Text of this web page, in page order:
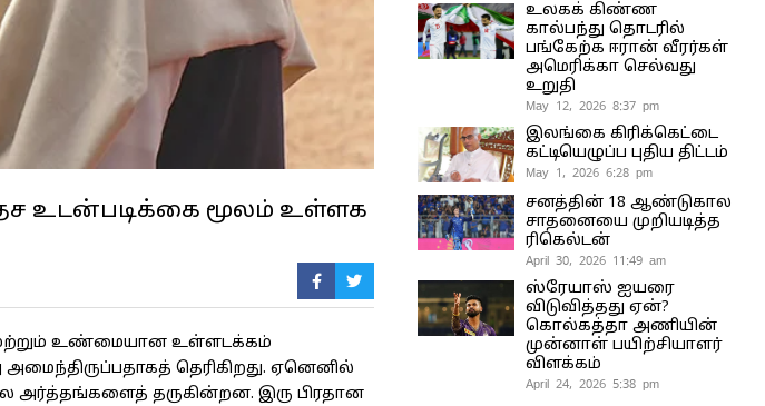
உடன்படிக்கை மூலம் உள்ளக
மற்றும் உண்மையான உள்ளடக்கம்
தெரிகிறது. ஏனெனில்
அர்த்தங்களைத் தருகின்றன. இரு பிரதான
உலகக் கிண்ண
கால்பந்து தொடரில்
பங்கேற்க ஈரான் வீரர்கள்
அமெரிக்கா செல்வது
உறுதி
May 12, 2026 8:37 pm
இலங்கை கிரிக்கெட்டை
கட்டியெழுப்ப புதிய திட்டம்
May 1, 2026 6:28 pm
சனத்தின் 18 ஆண்டுகால
சாதனையை முறியடித்த
ரிகெல்டன்
April 30, 2026 11:49 am
ஸ்ரேயாஸ் ஐயரை
விடுவித்தது ஏன்?
கொல்கத்தா அணியின்
முன்னாள் பயிற்சியாளர்
விளக்கம்
April 24, 2026 5:38 pm